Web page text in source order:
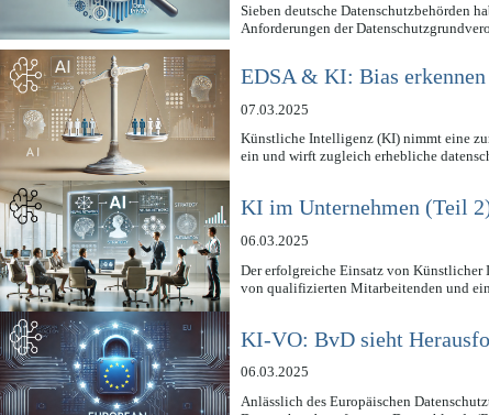
Sieben deutsche Datenschutzbehörden
Anforderungen der
EDSA & KI: Bias
07.03.2025
Künstliche Intelligenz (KI) nimmt eine
ein und wirft zugleich erhebliche
KI im Unternehmen (Teil
06.03.2025
Der erfolgreiche Einsatz von
von qualifizierten Mitarbeitenden und
KI-VO: BvD sieht
06.03.2025
Anlässlich des Europäischen